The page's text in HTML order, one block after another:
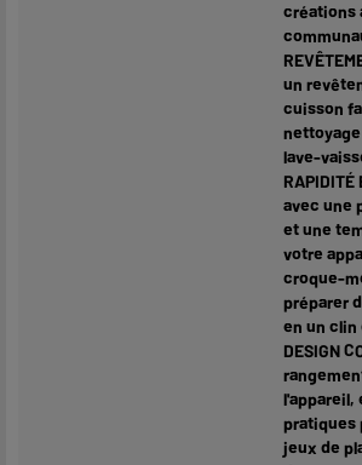
créations
un
cuisson
nettoyage
lave-
RAPIDITÉ
avec une
et une
votre
croque-
préparer
en un clin
DESIGN
l'appareil,
pratiques
jeux de